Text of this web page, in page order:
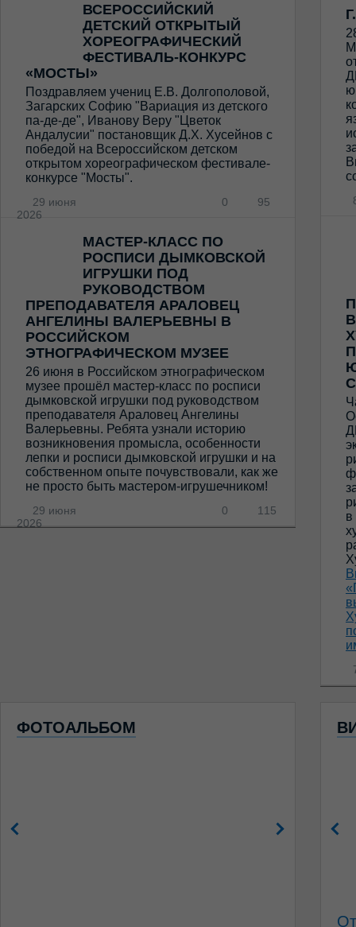
ВСЕРОССИЙСКИЙ
ДЕТСКИЙ ОТКРЫТЫЙ
ХОРЕОГРАФИЧЕСКИЙ
ФЕСТИВАЛЬ-КОНКУРС
«МОСТЫ»
Поздравляем учениц Е.В. Долгополовой,
Загарских Софию "Вариация из детского
па-де-де", Иванову Веру "Цветок
Андалусии" постановщик Д.Х. Хусейнов с
победой на Всероссийском детском
открытом хореографическом фестивале-
конкурсе "Мосты".
29 июня
2026
95
0
МАСТЕР-КЛАСС ПО
РОСПИСИ ДЫМКОВСКОЙ
ИГРУШКИ ПОД
РУКОВОДСТВОМ
ПРЕПОДАВАТЕЛЯ АРАЛОВЕЦ
АНГЕЛИНЫ ВАЛЕРЬЕВНЫ В
РОССИЙСКОМ
ЭТНОГРАФИЧЕСКОМ МУЗЕЕ
26 июня в Российском этнографическом
музее прошёл мастер-класс по росписи
дымковской игрушки под руководством
преподавателя Араловец Ангелины
Валерьевны. Ребята узнали историю
возникновения промысла, особенности
лепки и росписи дымковской игрушки и на
собственном опыте почувствовали, как же
не просто быть мастером-игрушечником!
29 июня
2026
115
0
в
ФОТОАЛЬБОМ